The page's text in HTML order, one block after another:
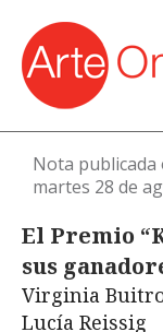
Nota publicada
martes 28 de
El Premio
sus
Virginia
Lucía Reissig